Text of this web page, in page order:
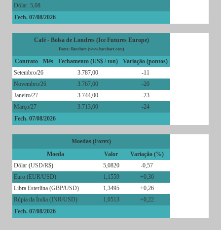
Dólar: 5,08
Fech. 07/08/2026
Café - Bolsa de Londres (Ice Futures Europe)
Fonte: Barchart (www.barchart.com)
Contrato - Mês Fechamento (US$ / ton)
Variação (pontos)
Setembro/26
3.787,00
-11
Novembro/26
3.767,00
-20
Janeiro/27
3.744,00
-23
Março/27
3.713,00
-24
Fech. 07/08/2026
Moedas (Forex)
Moeda
Valor
Variação (%)
Dólar (USD/R$)
5,0820
-0,57
Euro (EUR/USD)
1,1559
+0,30
Libra Esterlina (GBP/USD)
1,3495
+0,26
Rúpia da Índia (INR/USD)
1,0513
+0,22
Fech. 07/08/2026